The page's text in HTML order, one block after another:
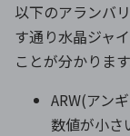
以下のアランバ
す通り水晶ジャ
ことが分かります
ARW(アン
数値が小さ